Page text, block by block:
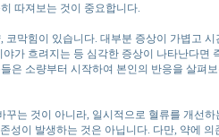
따져보는 것이 중요합니다.
막힘이 있습니다. 대부분 증상이 가볍고
가 흐려지는 등 심각한 증상이 나타난다면
은 소량부터 시작하여 본인의 반응을 살펴
는 것이 아니라, 일시적으로 혈류를 개선하
성이 발생하는 것은 아닙니다. 다만, 약에 의